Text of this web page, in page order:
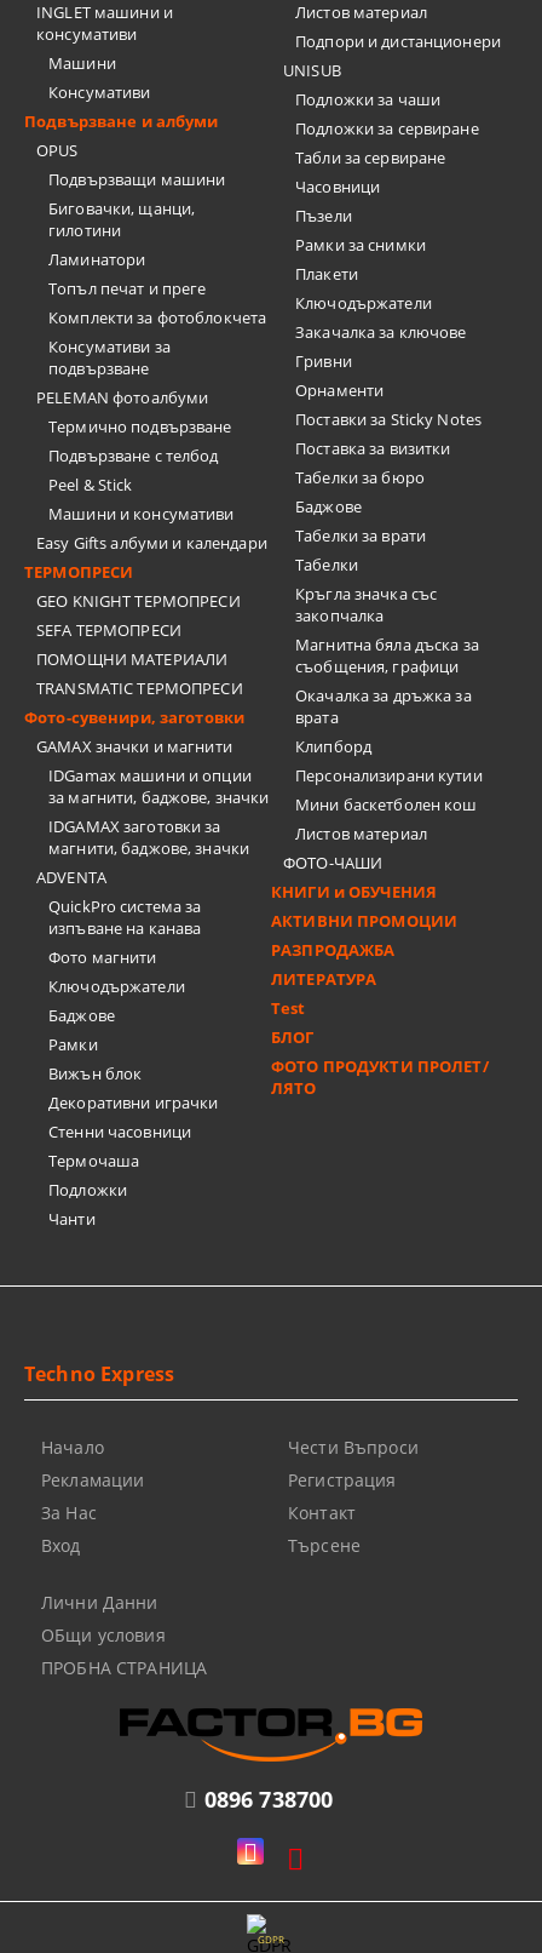
INGLET машини и
консумативи
Машини
Консумативи
Подвързване и албуми
OPUS
Подвързващи машини
Биговачки, щанци,
гилотини
Ламинатори
Топъл печат и преге
Комплекти за фотоблокчета
Консумативи за
подвързване
PELEMAN фотоалбуми
Термично подвързване
Подвързване с телбод
Peel & Stick
Машини и консумативи
Easy Gifts албуми и календари
ТЕРМОПРЕСИ
GEO KNIGHT ТЕРМОПРЕСИ
SEFA ТЕРМОПРЕСИ
ПОМОЩНИ МАТЕРИАЛИ
TRANSMATIC ТЕРМОПРЕСИ
Фото-сувенири, заготовки
GAMAX значки и магнити
IDGamax машини и опции
за магнити, баджове, значки
IDGAMAX заготовки за
магнити, баджове, значки
ADVENTA
QuickPro система за
изпъване на канава
Фото магнити
Ключодържатели
Баджове
Рамки
Вижън блок
Декоративни играчки
Стенни часовници
Термочашa
Подложки
Чанти
Листов материал
Подпори и дистанционери
UNISUB
Подложки за чаши
Подложки за сервиране
Табли за сервиране
Часовници
Пъзели
Рамки за снимки
Плакети
Ключодържатели
Закачалка за ключове
Гривни
Орнаменти
Поставки за Sticky Notes
Поставка за визитки
Tабелки за бюро
Баджове
Табелки за врати
Табелки
Кръгла значка със
закопчалка
Магнитна бяла дъска за
съобщения, графици
Окачалка за дръжка за
врата
Клипборд
Персонализирани кутии
Мини баскетболен кош
Листов материал
ФОТО-ЧАШИ
КНИГИ и ОБУЧЕНИЯ
АКТИВНИ ПРОМОЦИИ
РАЗПРОДАЖБА
ЛИТЕРАТУРА
Test
БЛОГ
ФОТО ПРОДУКТИ ПРОЛЕТ/
ЛЯТО
0896 738700
Techno Express
Начало
Рекламации
За Нас
Вход
Чести Въпроси
Регистрация
Контакт
Търсене
Лични Данни
ОБщи условия
ПРОБНА СТРАНИЦА
GDPR